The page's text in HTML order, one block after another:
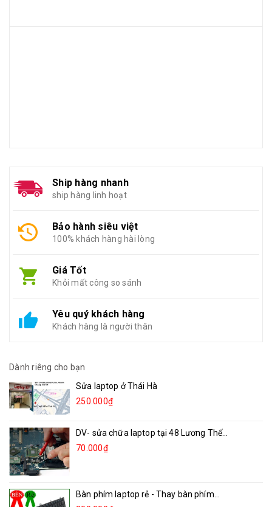
Ship hàng nhanh
ship hàng linh hoạt
Bảo hành siêu việt
100% khách hàng hài lòng
Giá Tốt
Khỏi mất công so sánh
Yêu quý khách hàng
Khách hàng là người thân
Dành riêng cho bạn
Sửa laptop ở Thái Hà
250.000₫
DV- sửa chữa laptop tại 48 Lương Thế...
70.000₫
Bàn phím laptop rẻ - Thay bàn phím...